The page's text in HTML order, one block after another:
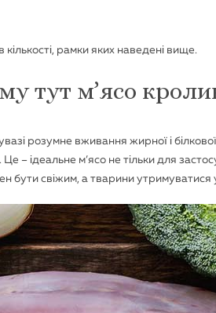
кількості, рамки яких наведені вище.
тут м’ясо
розумне вживання жирної і
– ідеальне м’ясо не тільки для
бути свіжим, а тварини утримуватися